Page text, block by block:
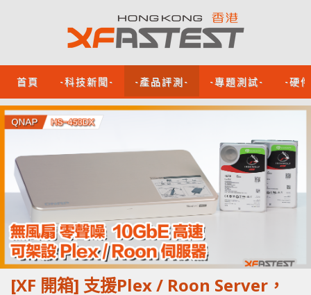
首頁 -科技新聞- -產品評測- -專題測試- -硬
[XF 開箱] 支援Plex / Roon Server，